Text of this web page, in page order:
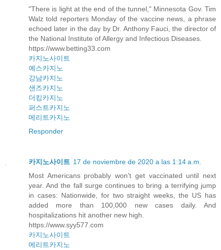
"There is light at the end of the tunnel," Minnesota Gov. Tim
Walz told reporters Monday of the vaccine news, a phrase
echoed later in the day by Dr. Anthony Fauci, the director of
the National Institute of Allergy and Infectious Diseases.
https://www.betting33.com
카지노사이트
예스카지노
강남카지노
샌즈카지노
더킹카지노
퍼스트카지노
메리트카지노
Responder
카지노사이트 17 de noviembre de 2020 a las 1:14 a.m.
Most Americans probably won't get vaccinated until next
year. And the fall surge continues to bring a terrifying jump
in cases: Nationwide, for two straight weeks, the US has
added more than 100,000 new cases daily. And
hospitalizations hit another new high.
https://www.syy577.com
카지노사이트
메리트카지노